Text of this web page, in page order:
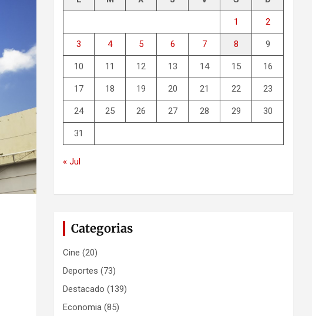
1 2
3 4 5 6 7 8 9
10 11 12 13 14 15 16
17 18 19 20 21 22 23
24 25 26 27 28 29 30
31
« Jul
Categorias
Cine (20)
Deportes (73)
Destacado (139)
Economia (85)